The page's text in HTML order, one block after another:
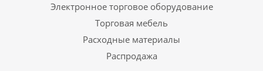
Электронное торговое оборудование
Торговая мебель
Расходные материалы
Распродажа